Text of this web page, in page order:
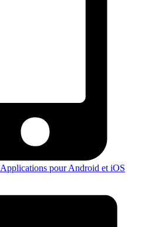
Applications pour Android et iOS